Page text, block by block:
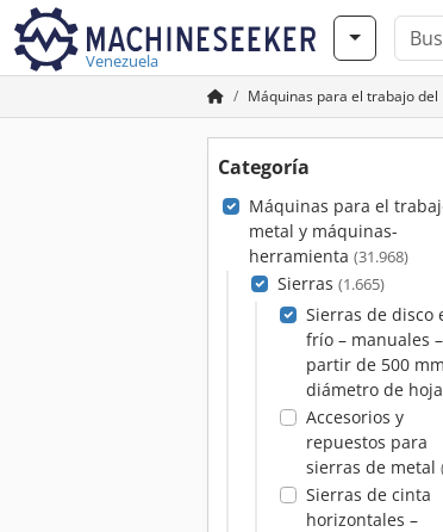
Venezuela
Máquinas para el trabajo
Categoría
Máquinas para el
metal y máquinas-
herramienta (31.968)
Sierras (1.665)
Sierras de disco
frío – manuales
partir de 500
diámetro de hoja
Accesorios y
repuestos para
sierras de metal
Sierras de cinta
horizontales –